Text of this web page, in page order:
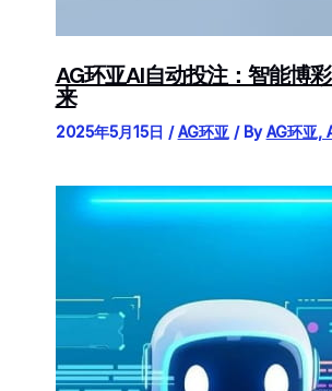
AG环亚AI自动投注：智能博
来
2025年5月15日 /AG环亚 / ByAG环亚,